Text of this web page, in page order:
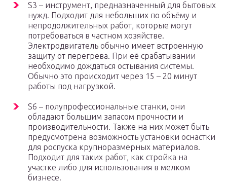
S3 – инструмент, предназначенный для бытовых
нужд. Подходит для небольших по объёму и
непродолжительных работ, которые могут
потребоваться в частном хозяйстве.
Электродвигатель обычно имеет встроенную
защиту от перегрева. При её срабатывании
необходимо дождаться остывания системы.
Обычно это происходит через 15 – 20 минут
работы под нагрузкой.
S6 – полупрофессиональные станки, они
обладают большим запасом прочности и
производительности. Также на них может быть
предусмотрена возможность установки оснастки
для роспуска крупноразмерных материалов.
Подходит для таких работ, как стройка на
участке либо для использования в мелком
бизнесе.